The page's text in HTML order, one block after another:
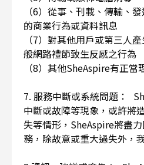
（6）從事、刊載、傳輸、
的商業行為或資料訊息
（7）對其他用戶或第三人
般網路禮節致生反感之行為
（8）其他SheAspire有正
7. 服務中斷或系統問題：
中斷或故障等現象，或許將
失等情形，SheAspire將盡
務，除故意或重大過失外，